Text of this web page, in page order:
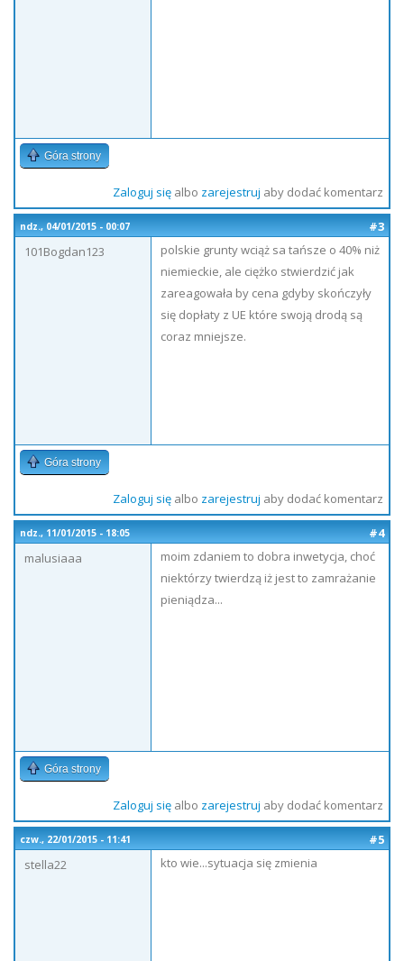
Góra strony
Zaloguj sięalbo zarejestruj aby dodać komentarz
ndz., 04/01/2015 - 00:07
#3
101Bogdan123
polskie grunty wciąż sa tańsze o 40% niż
niemieckie, ale ciężko stwierdzić jak
zareagowała by cena gdyby skończyły
się dopłaty z UE które swoją drodą są
coraz mniejsze.
Góra strony
Zaloguj sięalbo zarejestruj aby dodać komentarz
ndz., 11/01/2015 - 18:05
#4
malusiaaa
moim zdaniem to dobra inwetycja, choć
niektórzy twierdzą iż jest to zamrażanie
pieniądza...
Góra strony
Zaloguj sięalbo zarejestruj aby dodać komentarz
czw., 22/01/2015 - 11:41
#5
stella22
kto wie...sytuacja się zmienia